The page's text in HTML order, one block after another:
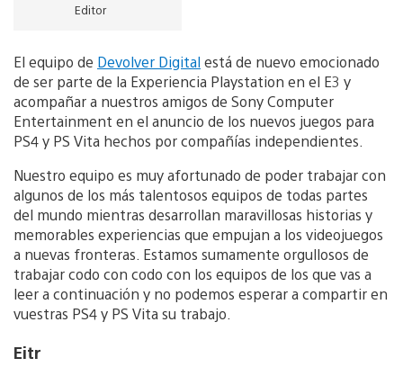
Editor
El equipo de Devolver Digitalestá de nuevo emocionado
de ser parte de la Experiencia Playstation en el E3 y
acompañar a nuestros amigos de Sony Computer
Entertainment en el anuncio de los nuevos juegos para
PS4 y PS Vita hechos por compañías independientes.
Nuestro equipo es muy afortunado de poder trabajar con
algunos de los más talentosos equipos de todas partes
del mundo mientras desarrollan maravillosas historias y
memorables experiencias que empujan a los videojuegos
a nuevas fronteras. Estamos sumamente orgullosos de
trabajar codo con codo con los equipos de los que vas a
leer a continuación y no podemos esperar a compartir en
vuestras PS4 y PS Vita su trabajo.
Eitr